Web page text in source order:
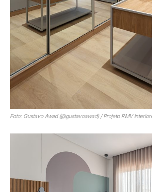
Foto: Gustavo Awad (@gustavoawad) / Projeto RMV